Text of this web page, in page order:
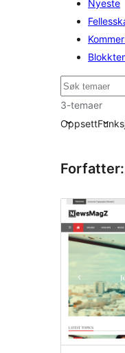
Nyeste
Søk
3-temaer
Oppsett